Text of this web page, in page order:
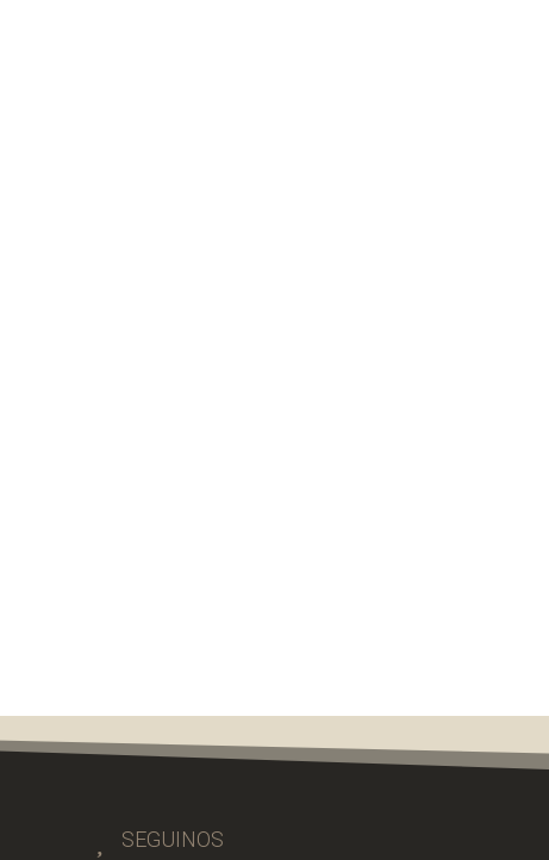
SEGUINOS